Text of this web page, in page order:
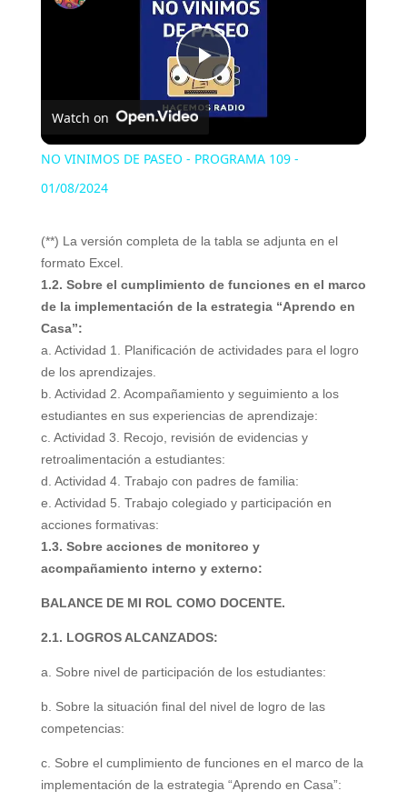
Play
Watch on
NO VINIMOS DE PASEO - PROGRAMA 109 -
01/08/2024
(**) La versión completa de la tabla se adjunta en el
formato Excel.
1.2. Sobre el cumplimiento de funciones en el marco
de la implementación de la estrategia “Aprendo en
Casa”:
a. Actividad 1. Planificación de actividades para el logro
de los aprendizajes.
b. Actividad 2. Acompañamiento y seguimiento a los
estudiantes en sus experiencias de aprendizaje:
c. Actividad 3. Recojo, revisión de evidencias y
retroalimentación a estudiantes:
d. Actividad 4. Trabajo con padres de familia:
e. Actividad 5. Trabajo colegiado y participación en
acciones formativas:
1.3. Sobre acciones de monitoreo y
acompañamiento interno y externo:
BALANCE DE MI ROL COMO DOCENTE.
2.1. LOGROS ALCANZADOS:
a. Sobre nivel de participación de los estudiantes:
b. Sobre la situación final del nivel de logro de las
competencias:
c. Sobre el cumplimiento de funciones en el marco de la
implementación de la estrategia “Aprendo en Casa”: